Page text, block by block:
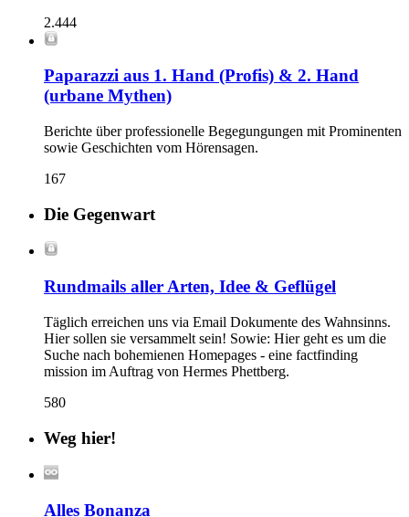
2.444
Paparazzi aus 1. Hand (Profis) & 2. Hand
(urbane Mythen)
Berichte über professionelle Begegungungen mit Prominenten
sowie Geschichten vom Hörensagen.
167
Die Gegenwart
Rundmails aller Arten, Idee & Geflügel
Täglich erreichen uns via Email Dokumente des Wahnsinns.
Hier sollen sie versammelt sein! Sowie: Hier geht es um die
Suche nach bohemienen Homepages - eine factfinding
mission im Auftrag von Hermes Phettberg.
580
Weg hier!
Alles Bonanza